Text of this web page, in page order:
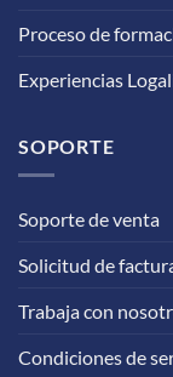
Proceso de
Experiencias
SOPORTE
Soporte de venta
Solicitud de
Trabaja con
Condiciones de